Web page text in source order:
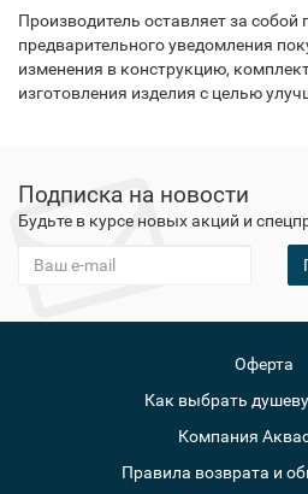
Производитель оставляет за собой
предварительного уведомления
изменения в конструкцию,
изготовления изделия с целью
Подписка на новости
Будьте в курсе новых акций и
Оферта
Как выбрать
Компания
Правила возврата и